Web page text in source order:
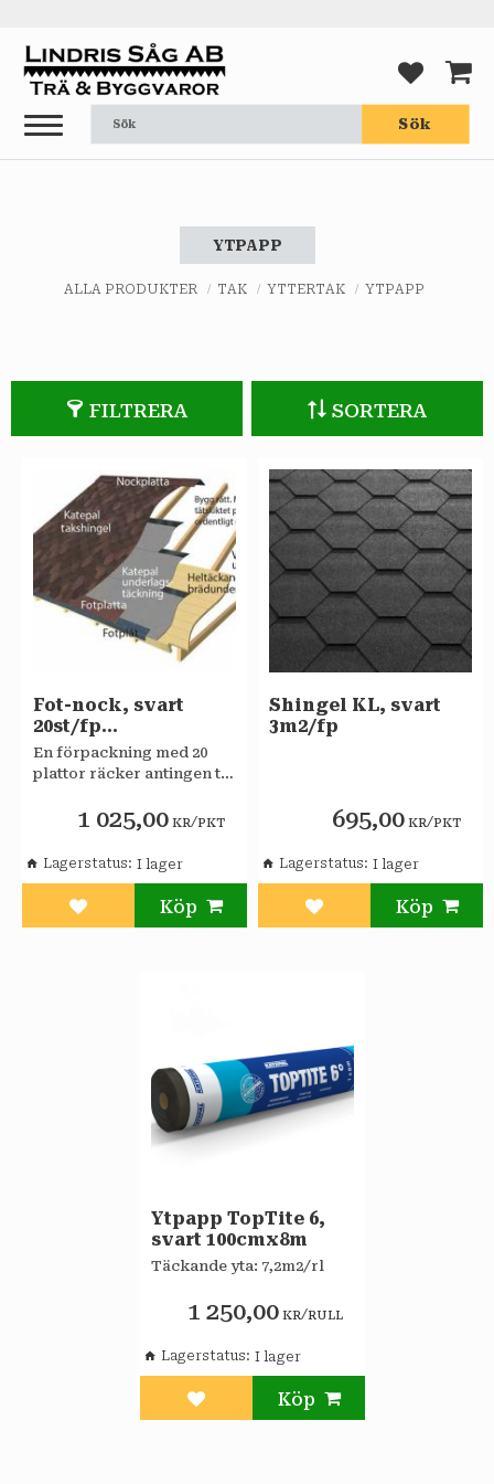
Meny
Sök
YTPAPP
ALLA PRODUKTER TAK YTTERTAK YTPAPP
FILTRERA SORTERA
Fot-nock, svart
20st/fp
KL/Rocky/Foxy
En förpackning med 20
plattor räcker antingen till
takfot.1 025,00 KR/PKT
Lägg till i favoriter
Lagerstatus
Shingel KL, svart
3m2/fp
695,00 KR/PKT
Lägg till i favoriter
Lagerstatus
Ytpapp TopTite 6,
svart 100cmx8m
Täckande yta: 7,2m2/rl
1 250,00 KR/RULL
Lägg till i favoriter
Lagerstatus